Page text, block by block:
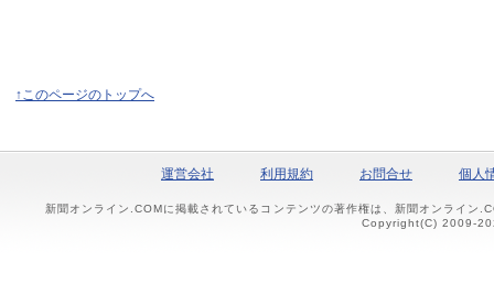
↑このページのトップへ
運営会社 利用規約 お問合せ 個人
新聞オンライン.COMに掲載されているコンテンツの著作権は、新聞オンライン
Copyright(C) 2009-